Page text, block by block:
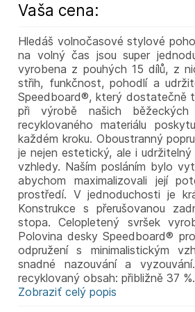
Vaša cena:
Hledáš volnočasové stylové
na volný čas jsou super
vyrobena z pouhých 15 dílů, z
střih, funkčnost, pohodlí a
Speedboard®, který dostatečně
při výrobě našich
recyklovaného materiálu
každém kroku. Oboustranný
je nejen estetický, ale i
vzhledy. Naším posláním bylo
abychom maximalizovali její
prostředí. V jednoduchosti je
Konstrukce s přerušovanou
stopa. Celopletený svršek
Polovina desky Speedboard®
odpružení s minimalistickým
snadné nazouvání a
recyklovaný obsah: přibližně 37
Zobraziť celý popis